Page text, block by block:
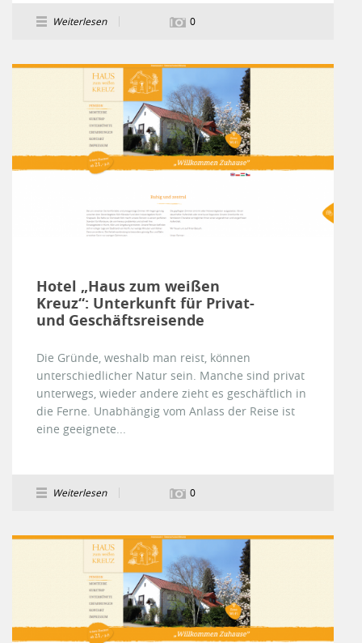
Weiterlesen 0
Hotel „Haus zum weißen
Kreuz“: Unterkunft für Privat-
und Geschäftsreisende
Die Gründe, weshalb man reist, können
unterschiedlicher Natur sein. Manche sind privat
unterwegs, wieder andere zieht es geschäftlich in
die Ferne. Unabhängig vom Anlass der Reise ist
eine geeignete...
Weiterlesen 0